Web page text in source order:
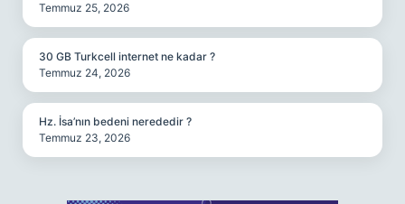
Temmuz 25, 2026
30 GB Turkcell internet ne kadar ?
Temmuz 24, 2026
Hz. İsa’nın bedeni nerededir ?
Temmuz 23, 2026